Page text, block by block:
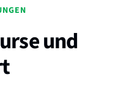
und